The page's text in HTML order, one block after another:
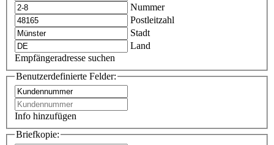
Nummer
Postleitzahl
Stadt
Land
Empfängeradresse suchen
Benutzerdefinierte Felder:
Info hinzufügen
Briefkopie: